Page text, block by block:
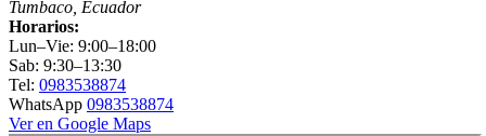
Tumbaco, Ecuador
Horarios:
Lun–Vie: 9:00–18:00
Sab: 9:30–13:30
Tel: 0983538874
WhatsApp 0983538874
Ver en Google Maps